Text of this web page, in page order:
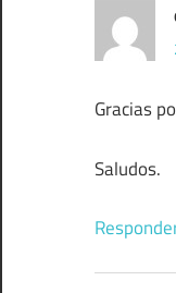
Gracias
Saludos.